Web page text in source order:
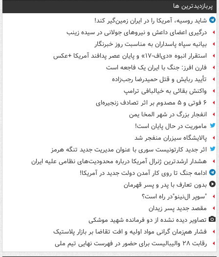
پربازدیدترین ها
شاید روسیه، آمریکا را در ایران زمین‌گیر کند!
درگیری اعضای داعش و نیروهای جولانی در سیده زینب
بیانیه سپاه پاسداران به مناسبت روز خبرنگار
استقرار انبوه «دی‌اف‑۱۷» و پایان عصر پدافند آمریکا +عکس
فارن افرز: جنگ با ایران یک فاجعه است
تأیید ربایش و قتل حمیدرضا رجب‌زاده
واکنش بقائی به خیالبافی ترامپ
۶ فوتی و ۵ مصدوم بر اثر تصادف زنجیره‌ای
انفجار بزرگ در شهر المخا یمن
ماموریت در حال پایان است!
پالایشگاه سیزران منفجر شد
اثر جدید کارتونیست سوری با عنوان مدیریت جدید تنگه هرمز
هشدار ارشدترین ژنرال آمریکا درباره محدودیت‌های نظامی علیه ایران
ادامه جنگ تا روی کار آمدن دولت جدید در آمریکا!
بدون تعارف با پدر و پسر قهرمان
"سوپر ال‌نینو"در راه است؟
مقصد جدید پسر زیدان
تصاویر دیده‌ نشده از دو فرمانده شهید موشکی
فشار هم‌زمان گرانی مواد اولیه و افت تقاضا بر بازار پلاستیک
رقابت ۲۸ والیبالیست برای حضور در فهرست نهایی تیم ملی